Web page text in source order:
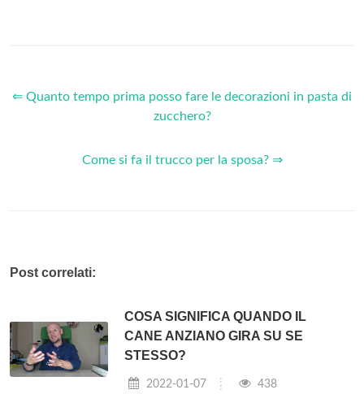
⇐ Quanto tempo prima posso fare le decorazioni in pasta di
zucchero?
Come si fa il trucco per la sposa? ⇒
Post correlati:
COSA SIGNIFICA QUANDO IL
CANE ANZIANO GIRA SU SE
STESSO?
2022-01-07 438